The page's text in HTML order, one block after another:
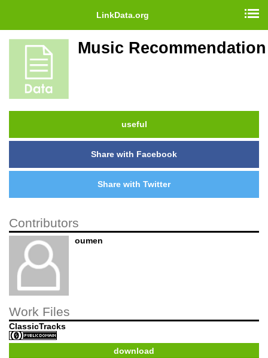
LinkData.org
Music Recommendation
useful
Share with Facebook
Share with Twitter
Contributors
oumen
Work Files
ClassicTracks
download